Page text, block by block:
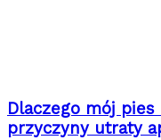
Dlaczego mój
przyczyny utraty